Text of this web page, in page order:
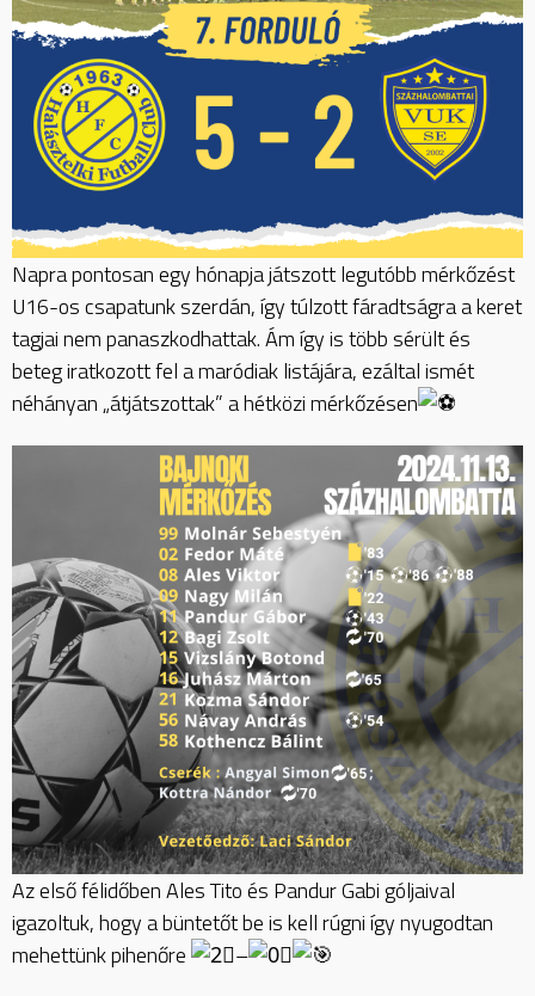
Napra pontosan egy hónapja játszott legutóbb mérkőzést
U16-os csapatunk szerdán, így túlzott fáradtságra a keret
tagjai nem panaszkodhattak. Ám így is több sérült és
beteg iratkozott fel a maródiak listájára, ezáltal ismét
néhányan „átjátszottak” a hétközi mérkőzésen
Az első félidőben Ales Tito és Pandur Gabi góljaival
igazoltuk, hogy a büntetőt be is kell rúgni így nyugodtan
mehettünk pihenőre
–